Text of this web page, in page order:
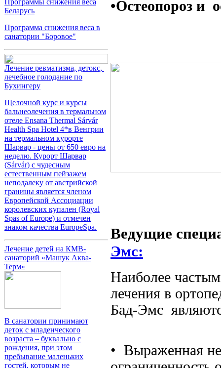
Программы снижения веса
Беларусь
Программа снижения веса в
санатории "Боровое"
Лечение ревматизма, детокс,
лечебное голодание по
Бухингеру
Щелочной курс и курсы
бальнеолечения в термальном
отеле Ensana Thermal Sárvár
Health Spa Hotel 4*в Венгрии
на термальном курорте
Шарвар - цены от 650 евро на
неделю. Курорт Шарвар
(Sárvár) с чудесным
естественным пейзажем
неподалеку от австрийской
границы является членом
Европейской Ассоциации
королевских купален (Royal
Spas of Europe) и отмечен
знаком качества EuropeSpa.
Лечение детей на КМВ-
санаторий «Машук Аква-
Терм»
В санатории принимают
деток с младенческого
возраста – буквально с
рождения, при этом
пребывание маленьких
гостей, которым не
•Остеопороз и
Ведущие
Эмс:
Наиболее
лечения в
Бад-Эмс
• Выраженная